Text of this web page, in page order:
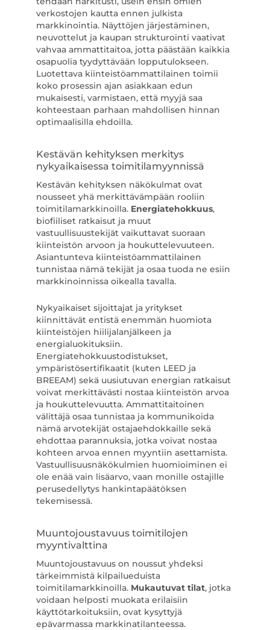
verkostojen kautta ennen julkista
markkinointia. Näyttöjen järjestäminen,
neuvottelut ja kaupan strukturointi vaativat
vahvaa ammattitaitoa, jotta päästään kaikkia
osapuolia tyydyttävään lopputulokseen.
Luotettava kiinteistöammattilainen toimii
koko prosessin ajan asiakkaan edun
mukaisesti, varmistaen, että myyjä saa
kohteestaan parhaan mahdollisen hinnan
optimaalisilla ehdoilla.
Kestävän kehityksen merkitys
nykyaikaisessa toimitilamyynnissä
Kestävän kehityksen näkökulmat ovat
nousseet yhä merkittävämpään rooliin
toimitilamarkkinoilla. Energiatehokkuus,
biofiiliset ratkaisut ja muut
vastuullisuustekijät vaikuttavat suoraan
kiinteistön arvoon ja houkuttelevuuteen.
Asiantunteva kiinteistöammattilainen
tunnistaa nämä tekijät ja osaa tuoda ne esiin
markkinoinnissa oikealla tavalla.
Nykyaikaiset sijoittajat ja yritykset
kiinnittävät entistä enemmän huomiota
kiinteistöjen hiilijalanjälkeen ja
energialuokituksiin.
Energiatehokkuustodistukset,
ympäristösertifikaatit (kuten LEED ja
BREEAM) sekä uusiutuvan energian ratkaisut
voivat merkittävästi nostaa kiinteistön arvoa
ja houkuttelevuutta. Ammattitaitoinen
välittäjä osaa tunnistaa ja kommunikoida
nämä arvotekijät ostajaehdokkaille sekä
ehdottaa parannuksia, jotka voivat nostaa
kohteen arvoa ennen myyntiin asettamista.
Vastuullisuusnäkökulmien huomioiminen ei
ole enää vain lisäarvo, vaan monille ostajille
perusedellytys hankintapäätöksen
tekemisessä.
Muuntojoustavuus toimitilojen
myyntivalttina
Muuntojoustavuus on noussut yhdeksi
tärkeimmistä kilpailueduista
toimitilamarkkinoilla. Mukautuvat tilat, jotka
voidaan helposti muokata erilaisiin
käyttötarkoituksiin, ovat kysyttyjä
epävarmassa markkinatilanteessa.